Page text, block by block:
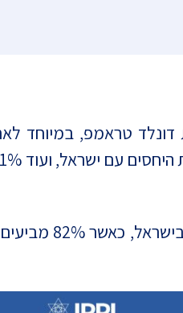
טראמפ, במיוחד
האמון שטראמפ יפעל